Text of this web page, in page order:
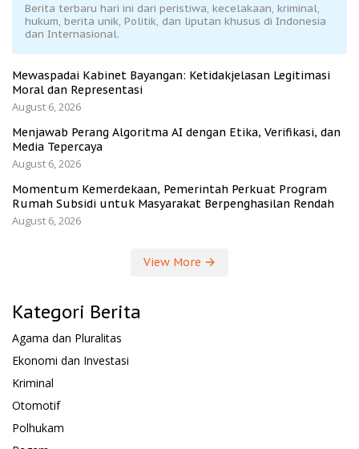
Berita terbaru hari ini dari peristiwa, kecelakaan, kriminal,
hukum, berita unik, Politik, dan liputan khusus di Indonesia
dan Internasional.
Mewaspadai Kabinet Bayangan: Ketidakjelasan Legitimasi
Moral dan Representasi
August 6, 2026
Menjawab Perang Algoritma AI dengan Etika, Verifikasi, dan
Media Tepercaya
August 6, 2026
Momentum Kemerdekaan, Pemerintah Perkuat Program
Rumah Subsidi untuk Masyarakat Berpenghasilan Rendah
August 6, 2026
View More
Kategori Berita
Agama dan Pluralitas
Ekonomi dan Investasi
Kriminal
Otomotif
Polhukam